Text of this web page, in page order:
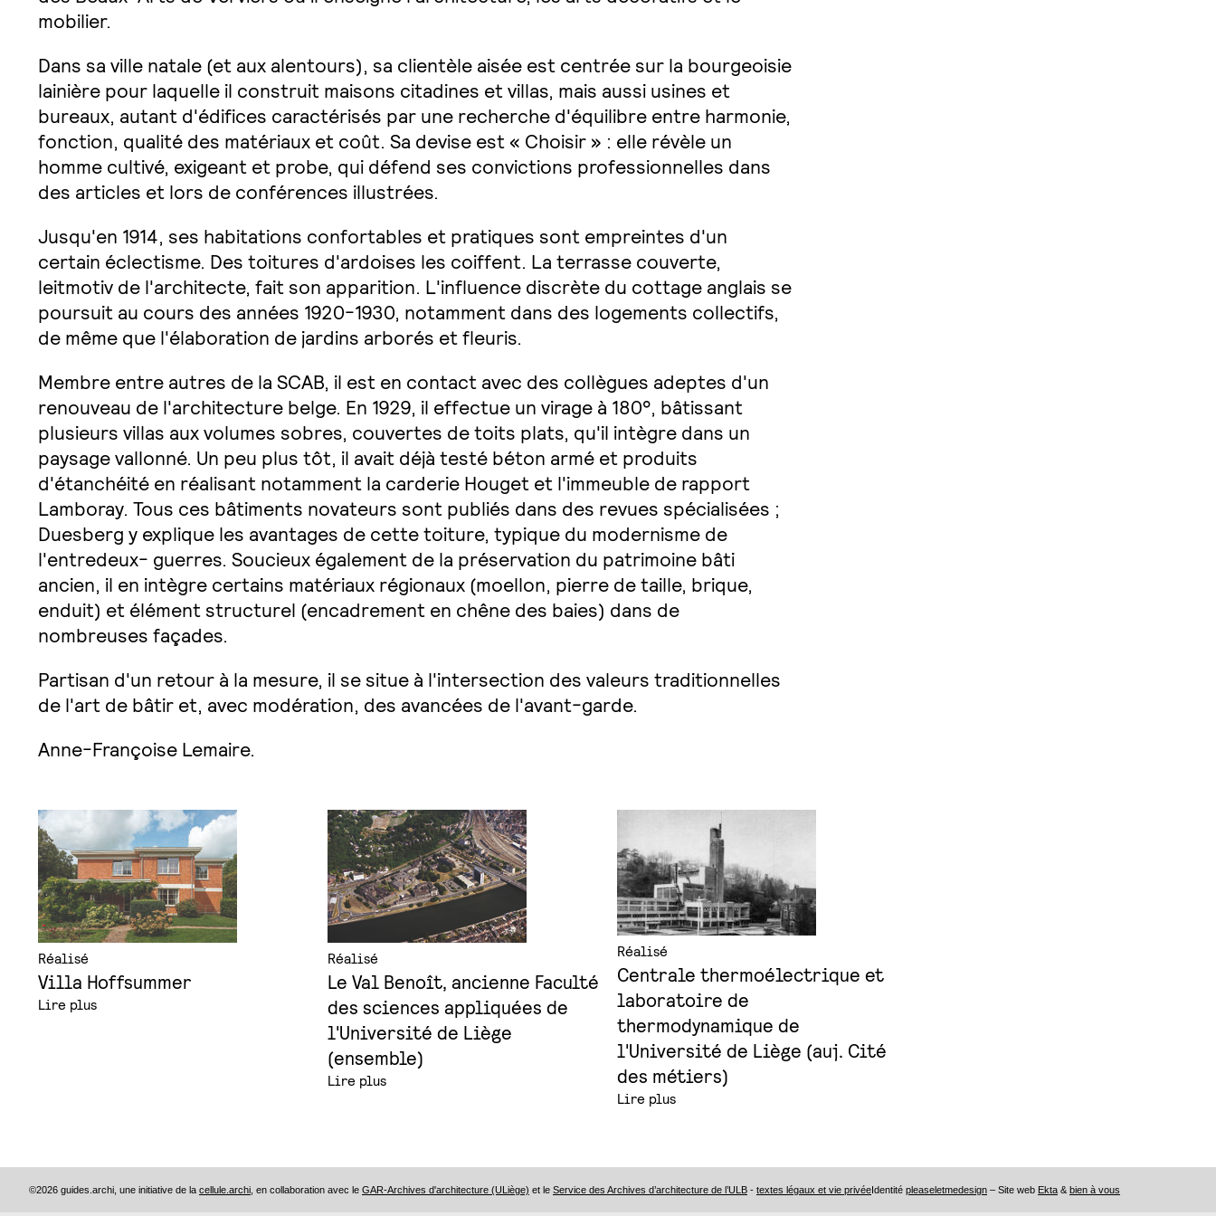
mobilier.
Dans sa ville natale (et aux alentours), sa clientèle aisée est centrée sur la bourgeoisie
lainière pour laquelle il construit maisons citadines et villas, mais aussi usines et
bureaux, autant d'édifices caractérisés par une recherche d'équilibre entre harmonie,
fonction, qualité des matériaux et coût. Sa devise est « Choisir » : elle révèle un
homme cultivé, exigeant et probe, qui défend ses convictions professionnelles dans
des articles et lors de conférences illustrées.
Jusqu'en 1914, ses habitations confortables et pratiques sont empreintes d'un
certain éclectisme. Des toitures d'ardoises les coiffent. La terrasse couverte,
leitmotiv de l'architecte, fait son apparition. L'influence discrète du cottage anglais se
poursuit au cours des années 1920-1930, notamment dans des logements collectifs,
de même que l'élaboration de jardins arborés et fleuris.
Membre entre autres de la SCAB, il est en contact avec des collègues adeptes d'un
renouveau de l'architecture belge. En 1929, il effectue un virage à 180°, bâtissant
plusieurs villas aux volumes sobres, couvertes de toits plats, qu'il intègre dans un
paysage vallonné. Un peu plus tôt, il avait déjà testé béton armé et produits
d'étanchéité en réalisant notamment la carderie Houget et l'immeuble de rapport
Lamboray. Tous ces bâtiments novateurs sont publiés dans des revues spécialisées ;
Duesberg y explique les avantages de cette toiture, typique du modernisme de
l'entredeux- guerres. Soucieux également de la préservation du patrimoine bâti
ancien, il en intègre certains matériaux régionaux (moellon, pierre de taille, brique,
enduit) et élément structurel (encadrement en chêne des baies) dans de
nombreuses façades.
Partisan d'un retour à la mesure, il se situe à l'intersection des valeurs traditionnelles
de l'art de bâtir et, avec modération, des avancées de l'avant-garde.
Anne-Françoise Lemaire.
Réalisé
Villa Hoffsummer
Lire plus
Réalisé
Le Val Benoît, ancienne Faculté
des sciences appliquées de
l'Université de Liège
(ensemble)
Lire plus
Réalisé
Centrale thermoélectrique et
laboratoire de
thermodynamique de
l'Université de Liège (auj. Cité
des métiers)
Lire plus
©2026 guides.archi, une initiative de la cellule.archi , en collaboration avec le GAR-Archives d'architecture (ULiège) et le Service des Archives d’architecture de l’ULB - textes légaux et vie privéeIdentité pleaseletmedesign – Site web Ekta & bien à vous